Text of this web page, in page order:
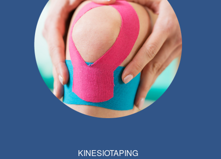
KINESIOTAPING